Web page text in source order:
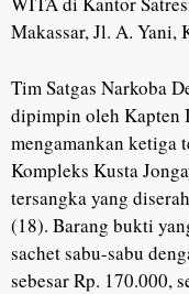
Makassar, Jl. A. Yani,
Tim Satgas Narkoba
dipimpin oleh Kapten
mengamankan ketiga
Kompleks Kusta
tersangka yang
(18). Barang bukti
sachet sabu-sabu
sebesar Rp. 170.000,